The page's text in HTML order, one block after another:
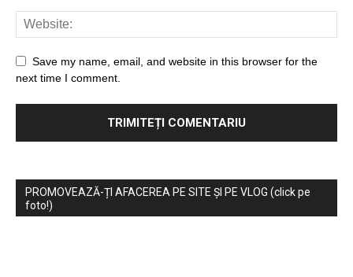
Save my name, email, and website in this browser for the
next time I comment.
PROMOVEAZĂ-ȚI AFACEREA PE SITE ȘI PE VLOG (click pe
foto!)